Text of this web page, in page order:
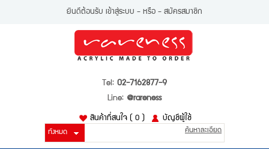
ยินดีต้อนรับ เข้าสู่ระบบ - หรือ - สมัครสมาชิก
Tel: 02-7162877-9
Line: @rareness
สินค้าที่สนใจ ( 0 ) บัญชีผู้ใช้
ค้นหาละเอียด